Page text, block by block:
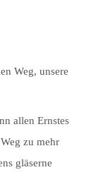
Weg, unsere
allen Ernstes
zu mehr
gläserne